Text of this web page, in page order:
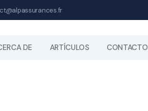
DE ARTÍCULOS CONTACTO